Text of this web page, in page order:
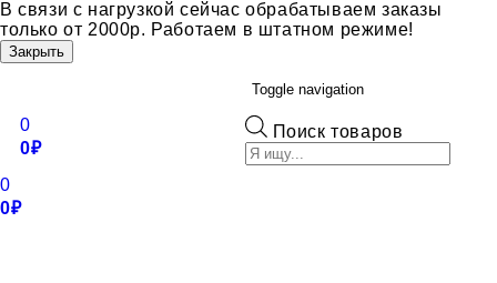
В связи с нагрузкой сейчас обрабатываем заказы
только от 2000р. Работаем в штатном режиме!
Закрыть
0
0₽
Toggle navigation
Поиск товаров
0
0₽